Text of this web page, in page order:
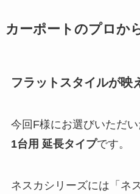
カーポートのプロか
フラットスタイルが映
今回F様にお選びいただ
1台用 延長タイプです。
ネスカシリーズには「ネ